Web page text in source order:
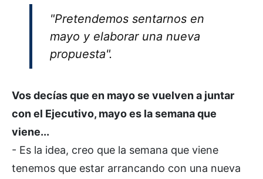
"Pretendemos sentarnos en
mayo y elaborar una nueva
propuesta".
Vos decías que en mayo se vuelven a juntar
con el Ejecutivo, mayo es la semana que
viene...
- Es la idea, creo que la semana que viene
tenemos que estar arrancando con una nueva